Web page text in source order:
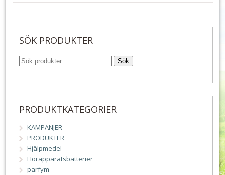
SÖK PRODUKTER
Sök
PRODUKTKATEGORIER
KAMPANJER
PRODUKTER
Hjälpmedel
Hörapparatsbatterier
parfym